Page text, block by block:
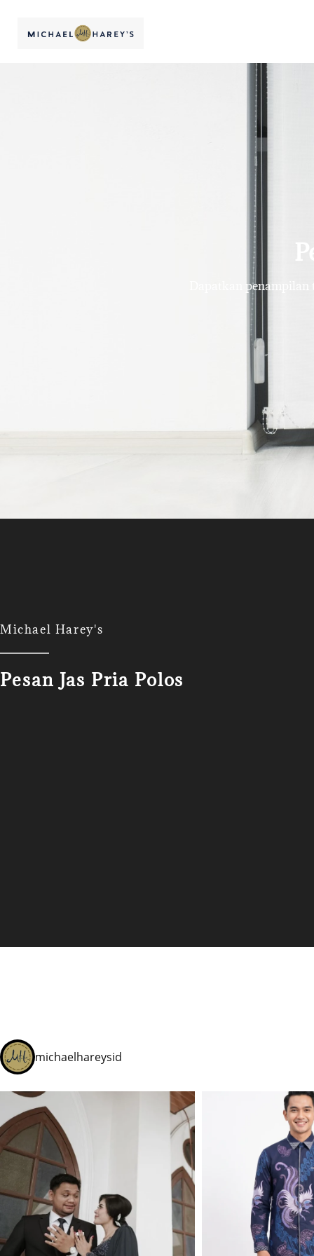
Dapatkan
Michael Harey's
Pesan Jas Pria Polos
michaelhareysid